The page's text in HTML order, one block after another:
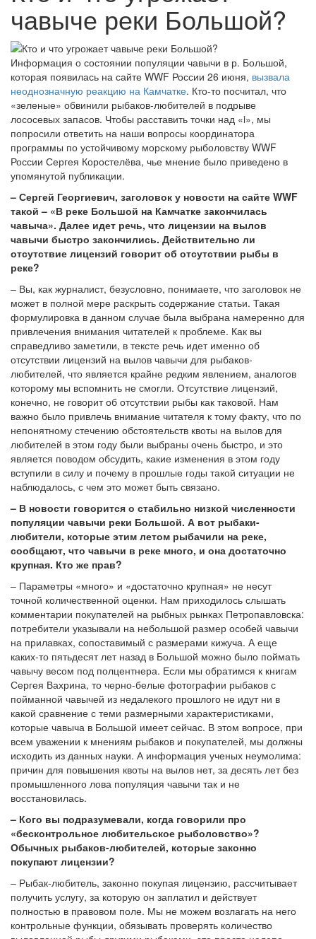
чавыче реки Большой?
Информация о состоянии популяции чавычи в р. Большой,
которая появилась на сайте WWF России 26 июня, вызвала
неоднозначную реакцию на Камчатке. Кто-то посчитал, что
«зеленые» обвинили рыбаков-любителей в подрыве
лососевых запасов. Чтобы расставить точки над «i», мы
попросили ответить на наши вопросы координатора
программы по устойчивому морскому рыболовству WWF
России Сергея Коростелёва, чье мнение было приведено в
упомянутой публикации.
– Сергей Георгиевич, заголовок у новости на сайте WWF
такой – «В реке Большой на Камчатке закончилась
чавыча». Далее идет речь, что лицензии на вылов
чавычи быстро закончились. Действительно ли
отсутствие лицензий говорит об отсутствии рыбы в
реке?
– Вы, как журналист, безусловно, понимаете, что заголовок не
может в полной мере раскрыть содержание статьи. Такая
формулировка в данном случае была выбрана намеренно для
привлечения внимания читателей к проблеме. Как вы
справедливо заметили, в тексте речь идет именно об
отсутствии лицензий на вылов чавычи для рыбаков-
любителей, что является крайне редким явлением, аналогов
которому мы вспомнить не смогли. Отсутствие лицензий,
конечно, не говорит об отсутствии рыбы как таковой. Нам
важно было привлечь внимание читателя к тому факту, что по
непонятному стечению обстоятельств квоты на вылов для
любителей в этом году были выбраны очень быстро, и это
является поводом обсудить, какие изменения в этом году
вступили в силу и почему в прошлые годы такой ситуации не
наблюдалось, с чем это может быть связано.
– В новости говорится о стабильно низкой численности
популяции чавычи реки Большой. А вот рыбаки-
любители, которые этим летом рыбачили на реке,
сообщают, что чавычи в реке много, и она достаточно
крупная. Кто же прав?
– Параметры «много» и «достаточно крупная» не несут
точной количественной оценки. Нам приходилось слышать
комментарии покупателей на рыбных рынках Петропавловска:
потребители указывали на небольшой размер особей чавычи
на прилавках, сопоставимый с размерами кижуча. А еще
каких-то пятьдесят лет назад в Большой можно было поймать
чавычу весом под полцентнера. Если мы обратимся к книгам
Сергея Вахрина, то черно-белые фотографии рыбаков с
пойманной чавычей из недалекого прошлого не идут ни в
какой сравнение с теми размерными характеристиками,
которые чавыча в Большой имеет сейчас. В этом вопросе, при
всем уважении к мнениям рыбаков и покупателей, мы должны
исходить из данных науки. А информация ученых неумолима:
причин для повышения квоты на вылов нет, за десять лет без
промышленного лова популяция чавычи так и не
восстановилась.
– Кого вы подразумевали, когда говорили про
«бесконтрольное любительское рыболовство»?
Обычных рыбаков-любителей, которые законно
покупают лицензии?
– Рыбак-любитель, законно покупая лицензию, рассчитывает
получить услугу, за которую он заплатил и действует
полностью в правовом поле. Мы не можем возлагать на него
контрольные функции, обязывать проверять количество